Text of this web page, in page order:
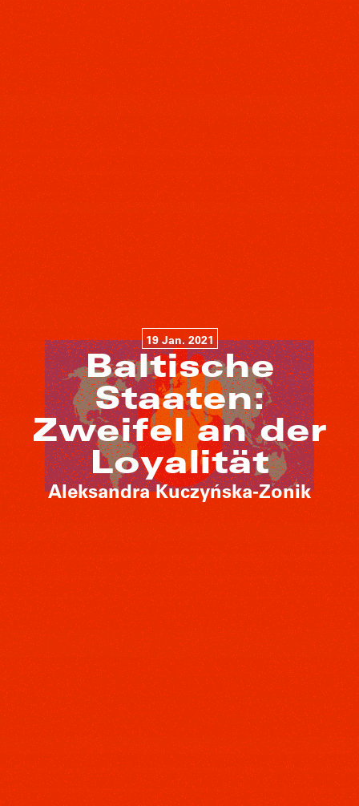
19 Jan. 2021
Baltische
Staaten:
Zweifel an der
Loyalität
Aleksandra Kuczyńska-Zonik